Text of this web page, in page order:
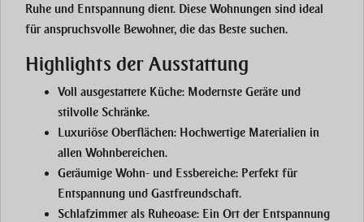
Ruhe und Entspannung dient. Diese Wohnungen sind ideal
für anspruchsvolle Bewohner, die das Beste suchen.
Highlights der Ausstattung
Voll ausgestattete Küche: Modernste Geräte und
stilvolle Schränke.
Luxuriöse Oberflächen: Hochwertige Materialien in
allen Wohnbereichen.
Geräumige Wohn- und Essbereiche: Perfekt für
Entspannung und Gastfreundschaft.
Schlafzimmer als Ruheoase: Ein Ort der Entspannung